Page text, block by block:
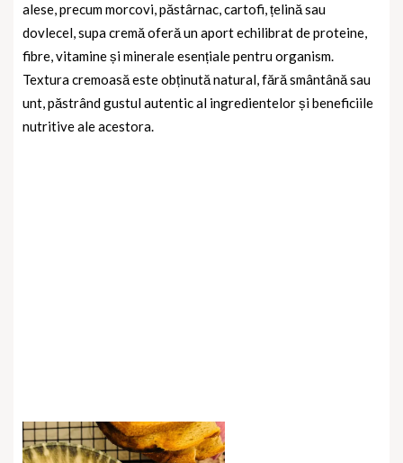
alese, precum morcovi, păstârnac, cartofi, țelină sau
dovlecel, supa cremă oferă un aport echilibrat de proteine,
fibre, vitamine și minerale esențiale pentru organism.
Textura cremoasă este obținută natural, fără smântână sau
unt, păstrând gustul autentic al ingredientelor și beneficiile
nutritive ale acestora.